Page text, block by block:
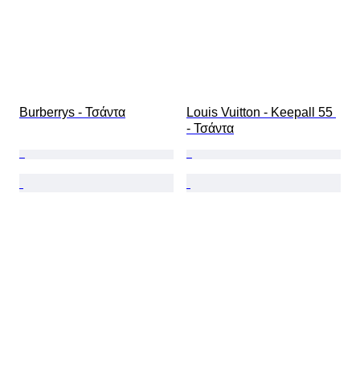
Burberrys - Τσάντα
Louis Vuitton - Keepall 55
- Τσάντα